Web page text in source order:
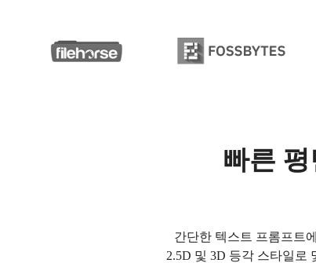
빠른
간단한 텍스트 프롬프트
2.5D 및 3D 등각 스타일로